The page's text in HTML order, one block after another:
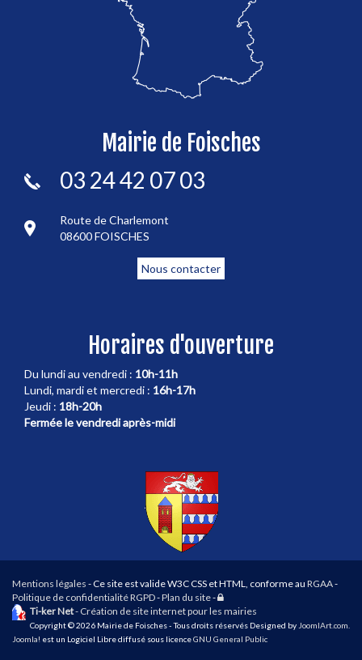
Mairie de Foisches
03 24 42 07 03
Route de Charlemont
08600 FOISCHES
Nous contacter
Horaires d'ouverture
Du lundi au vendredi : 10h-11h
Lundi, mardi et mercredi : 16h-17h
Jeudi : 18h-20h
Fermée le vendredi après-midi
Mentions légales - Ce site est valide W3C CSS et HTML, conforme au RGAA-
Politique de confidentialité RGPD-Plan du site- Connexion
Ti-ker Net- Création de site internet pour les mairies
Copyright © 2026 Mairie de Foisches - Tous droits réservés Designed by JoomlArt.com
Joomla! est un Logiciel Libre diffusé sous licenceGNU General Public